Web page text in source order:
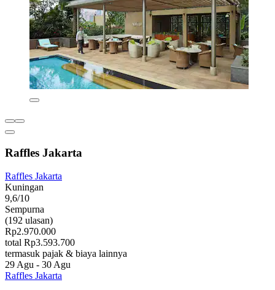
Raffles Jakarta
Raffles Jakarta
Kuningan
9,6/10
Sempurna
(192 ulasan)
Rp2.970.000
total Rp3.593.700
termasuk pajak & biaya lainnya
29 Agu - 30 Agu
Raffles Jakarta